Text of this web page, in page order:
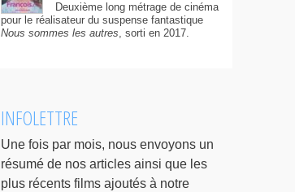
Deuxième long métrage de cinéma
pour le réalisateur du suspense fantastique
Nous sommes les autres, sorti en 2017.
INFOLETTRE
Une fois par mois, nous envoyons un
résumé de nos articles ainsi que les
plus récents films ajoutés à notre